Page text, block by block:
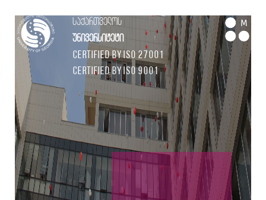
საქართველოს
უნივერსიტეტი
Certified by ISO 27001
Certified by ISO 9001
M